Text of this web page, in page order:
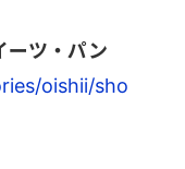
ーツ・パン
oishii/sho